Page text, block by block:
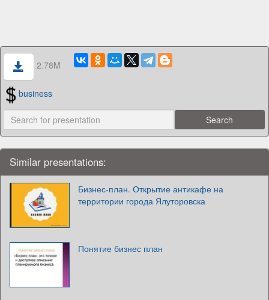
2.78M
business
Similar presentations:
Бизнес-план. Открытие антикафе на
территории города Ялуторовска
Понятие бизнес план